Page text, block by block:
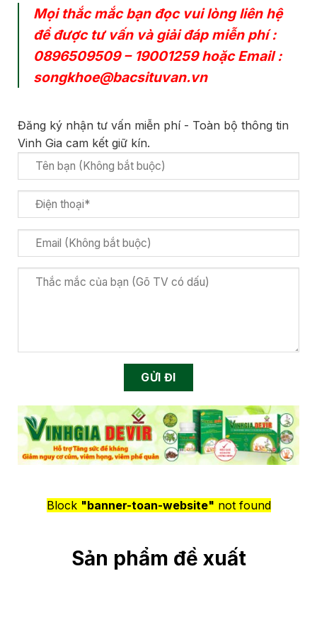
Mọi thắc mắc bạn đọc vui lòng liên hệ
để được tư vấn và giải đáp miễn phí :
0896509509– 19001259hoặc Email :
songkhoe@bacsituvan.vn
Đăng ký nhận tư vấn miễn phí - Toàn bộ thông tin
Vinh Gia cam kết giữ kín.
Block "banner-toan-website" not found
Sản phẩm đề xuất